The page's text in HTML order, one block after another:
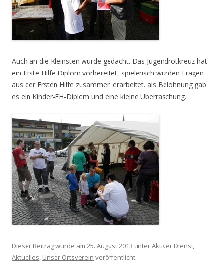
Auch an die Kleinsten wurde gedacht. Das Jugendrotkreuz hat
ein Erste Hilfe Diplom vorbereitet, spielerisch wurden Fragen
aus der Ersten Hilfe zusammen erarbeitet. als Belohnung gab
es ein Kinder-EH-Diplom und eine kleine Überraschung.
Dieser Beitrag wurde am 25. August 2013 unterAktiver Dienst,
Aktuelles, Unser Ortsverein veröffentlicht.